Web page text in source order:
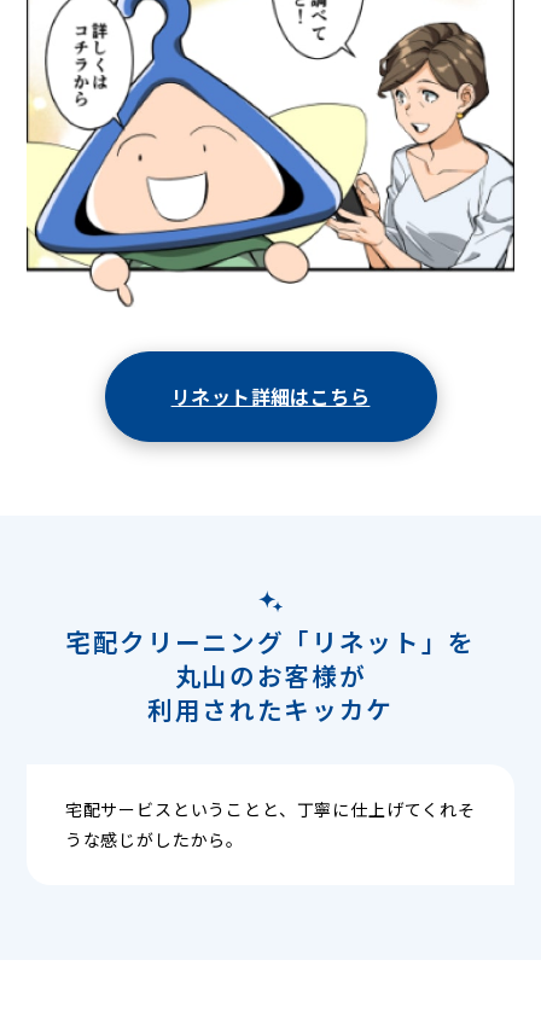
リネット詳細はこちら
宅配クリーニング「リネット」を
丸山のお客様が
利用されたキッカケ
宅配サービスということと、丁寧に仕上げてくれそ
うな感じがしたから。